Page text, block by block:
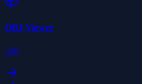
OBJ Viewer
.obj